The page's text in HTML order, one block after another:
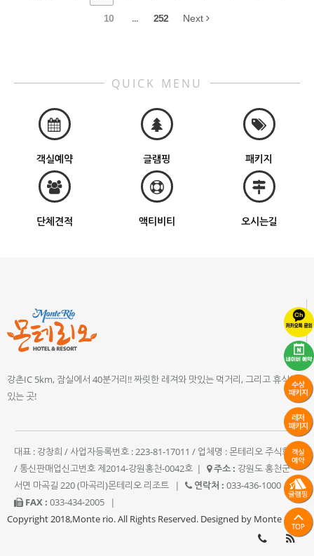
10 ... 252 Next
QUICK MENU
객실예약 글램핑 패키지
단체견적 액티비티 오시는길
강촌IC 5km, 잠실에서 40분거리!! 짜릿한 레져와 맛있는 먹거리, 그리고 휴식이
있는 곳!
대표 : 강창희 / 사업자등록번호 : 223-81-17011 / 업체명 : 몬테리오 주식회사
/ 통신판매업신고번호 제2014-강원홍천-0042호 | 주소 : 강원도 홍천군
서면 마곡길 220 (마곡리)몬테리오 리조트
| 연락처 : 033-436-1000
|
FAX : 033-434-2005
|
Copyright 2018,Monte rio. All Rights Reserved. Designed by Monte rio.